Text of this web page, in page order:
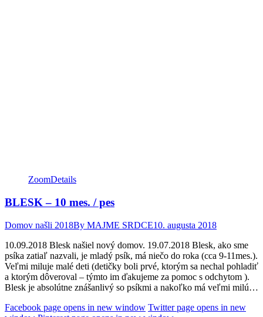
ZoomDetails
BLESK – 10 mes. / pes
Domov našli 2018By MAJME SRDCE10. augusta 2018
10.09.2018 Blesk našiel nový domov. 19.07.2018 Blesk, ako sme
psíka zatiaľ nazvali, je mladý psík, má niečo do roka (cca 9-11mes.).
Veľmi miluje malé deti (detičky boli prvé, ktorým sa nechal pohladiť
a ktorým dôveroval – týmto im ďakujeme za pomoc s odchytom ).
Blesk je absolútne znášanlivý so psíkmi a nakoľko má veľmi milú…
Facebook page opens in new window Twitter page opens in new